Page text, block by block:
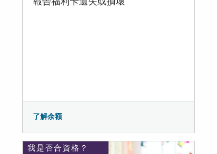
報告福利卡遺失或損壞
了解余额
我是否合資格？